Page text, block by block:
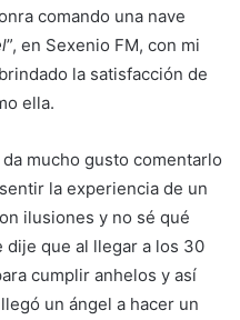
comando una nave
”, en Sexenio FM, con mi
la satisfacción de
ella.
mucho gusto comentarlo
la experiencia de un
ilusiones y no sé qué
que al llegar a los 30
cumplir anhelos y así
un ángel a hacer un